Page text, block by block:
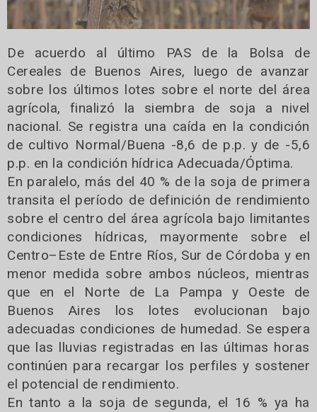
De acuerdo al último PAS de la Bolsa de
Cereales de Buenos Aires, luego de avanzar
sobre los últimos lotes sobre el norte del área
agrícola, finalizó la siembra de soja a nivel
nacional. Se registra una caída en la condición
de cultivo Normal/Buena -8,6 de p.p. y de -5,6
p.p. en la condición hídrica Adecuada/Óptima.
En paralelo, más del 40 % de la soja de primera
transita el período de definición de rendimiento
sobre el centro del área agrícola bajo limitantes
condiciones hídricas, mayormente sobre el
Centro–Este de Entre Ríos, Sur de Córdoba y en
menor medida sobre ambos núcleos, mientras
que en el Norte de La Pampa y Oeste de
Buenos Aires los lotes evolucionan bajo
adecuadas condiciones de humedad. Se espera
que las lluvias registradas en las últimas horas
continúen para recargar los perfiles y sostener
el potencial de rendimiento.
En tanto a la soja de segunda, el 16 % ya ha